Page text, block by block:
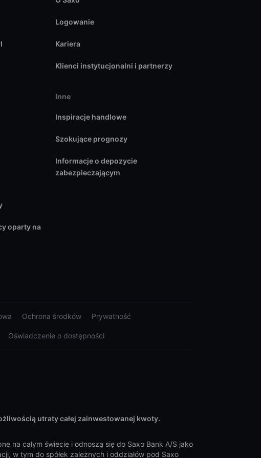
oparty na
Logowanie
Kariera
Klienci instytucjonalni i partnerzy
Inne
Inspiracje handlowe
Szokujące prognozy
Informacje o depozycie
zabezpieczającym
Ochrona środków Prywatność
Oświadczenie o dostępności
utraty całej zainwestowanej kwoty.
na całym świecie i odnoszą się do Saxo Bank A/S jako
w tym do spółek zależnych i oddziałów pod Saxo